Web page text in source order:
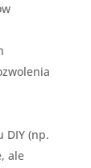
DIY (np.
ale